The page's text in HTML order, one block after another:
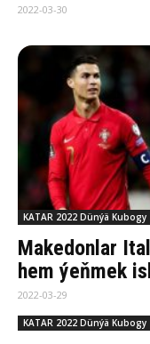
2022-03-30
KATAR 2022 Dünýä Kubogy
Makedonlar
hem ýeňmek
2022-03-29
KATAR 2022 Dünýä Kubogy